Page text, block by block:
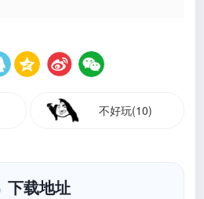
不好玩(10)
下载地址